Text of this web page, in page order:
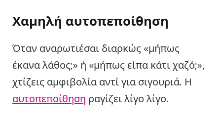
Χαμηλή αυτοπεποίθηση
Όταν αναρωτιέσαι διαρκώς «μήπως
έκανα λάθος;» ή «μήπως είπα κάτι χαζό;»,
χτίζεις αμφιβολία αντί για σιγουριά. Η
αυτοπεποίθηση ραγίζει λίγο λίγο.